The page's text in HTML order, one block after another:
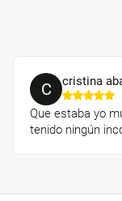
C cristina
Que estaba yo
tenido ningún